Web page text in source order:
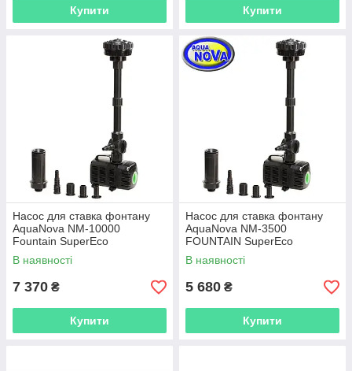
Купити Купити
Насос для ставка фонтану
AquaNova NM-10000
Fountain SuperEco
В наявності
7 370 ₴
Купити
Насос для ставка фонтану
AquaNova NM-3500
FOUNTAIN SuperEco
В наявності
5 680 ₴
Купити